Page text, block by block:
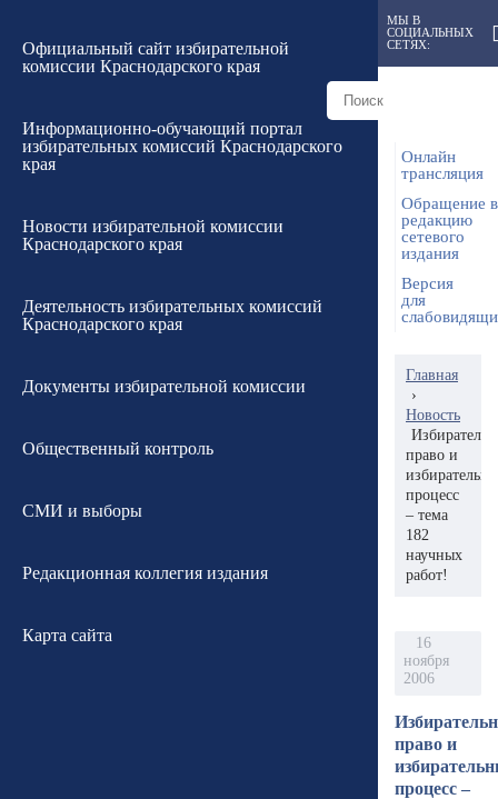
Официальный сайт избирательной
комиссии Краснодарского края
Информационно-обучающий портал
избирательных комиссий Краснодарского
края
Новости избирательной комиссии
Краснодарского края
Деятельность избирательных комиссий
Краснодарского края
Документы избирательной комиссии
Общественный контроль
СМИ и выборы
Редакционная коллегия издания
Карта сайта
МЫ В
СОЦИАЛЬНЫХ
СЕТЯХ:
Онлайн
трансляция
Обращение в
редакцию
сетевого
издания
Версия
для
Главная
›
Новость
право и
процесс
– тема
182
научных
работ!
16
ноября
2006
право и
процесс –